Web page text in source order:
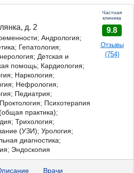
д. 2
Андрология;
Гепатология;
Детская и
помощь; Кардиология;
Наркология;
Нефрология;
Педиатрия;
Психотерапия
практика);
Трихология;
(УЗИ); Урология;
диагностика;
Эндоскопия
Частная
клиника
9.8
Отзывы
(754)
Врачи